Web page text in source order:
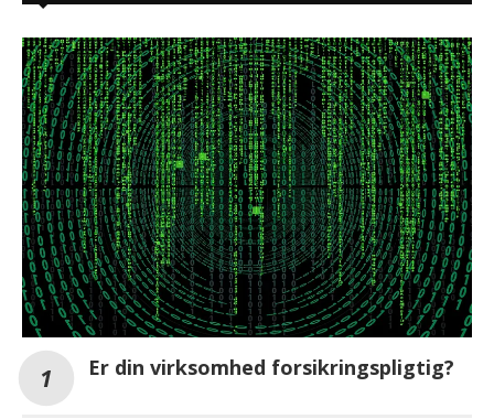
Er din virksomhed forsikringspligtig?